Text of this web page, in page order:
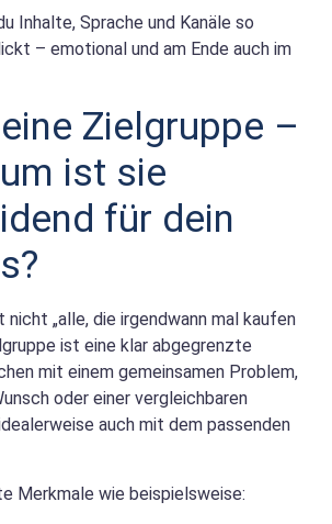
Inhalte, Sprache und Kanäle so
– emotional und am Ende auch im
Zielgruppe –
ist sie
für dein
nicht „alle, die irgendwann mal kaufen
ist eine klar abgegrenzte
mit einem gemeinsamen Problem,
oder einer vergleichbaren
auch mit dem passenden
Merkmale wie beispielsweise: